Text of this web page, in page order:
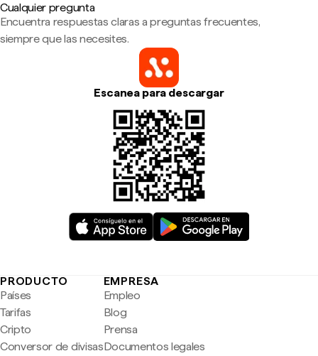
Cualquier pregunta
Encuentra respuestas claras a preguntas frecuentes,
siempre que las necesites.
Escanea para descargar
PRODUCTO
Países
Tarifas
Cripto
Conversor de divisas
EMPRESA
Empleo
Blog
Prensa
Documentos legales